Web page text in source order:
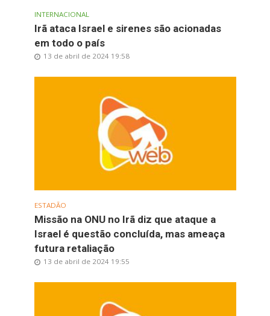
INTERNACIONAL
Irã ataca Israel e sirenes são acionadas
em todo o país
13 de abril de 2024 19:58
ESTADÃO
Missão na ONU no Irã diz que ataque a
Israel é questão concluída, mas ameaça
futura retaliação
13 de abril de 2024 19:55